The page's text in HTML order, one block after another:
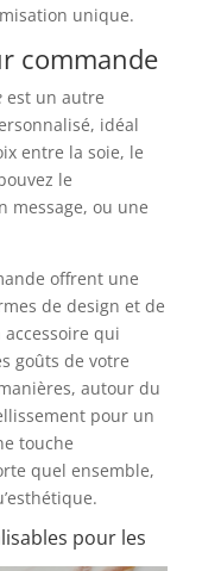
unique.
commande
est un autre
idéal
entre la soie, le
le
message, ou une
offrent une
de design et de
qui
goûts de votre
autour du
pour un
touche
quel ensemble,
pour les